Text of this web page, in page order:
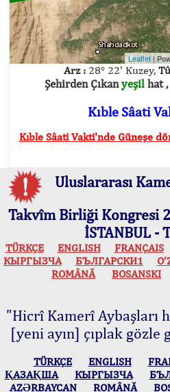
Leaflet |
Arz :28° 22' Kuzey,
Şehirden Çıkanyeşilhat ,
Kıble Sâati
Kıble Sâati Vakti'nde Güneşe
Uluslararası
Takvîm Birliği Kongresi
İSTANBUL -
TÜRKÇE ENGLISH FRANÇAIS
КЫPГЫЗЧA
БЪЛГАРСКИ1
ROMÂNĂ
BOSANSKI
"Hicrî Kamerî Aybaşları
[yeni ayın] çıplak gözle
TÜRKÇE ENGLISH
ҚАЗАҚША
КЫPГЫЗЧA
AZӘRBAYCAN
ROMÂNĂ